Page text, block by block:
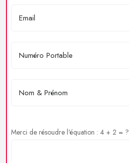
Merci de résoudre l'équation : 4 + 2 = ?